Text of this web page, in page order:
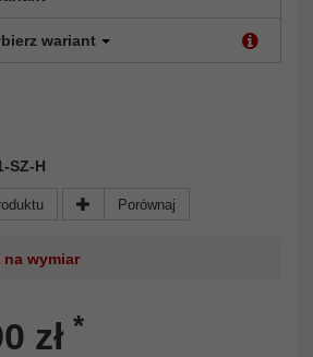
wariant
SZ-H
Porównaj
na wymiar
zł *